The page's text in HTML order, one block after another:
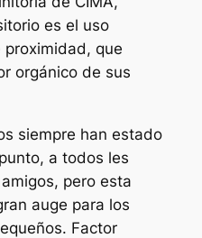
es el uso
que
orgánico de sus
siempre han estado
a todos les
pero esta
auge para los
Factor